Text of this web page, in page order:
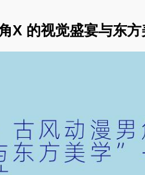
X 的视觉盛宴与东方